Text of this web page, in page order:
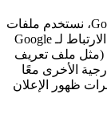
، نستخدم ملفات
لـ Google
(مثل ملف تعريف
الأخرى معًا
ظهور الإعلان